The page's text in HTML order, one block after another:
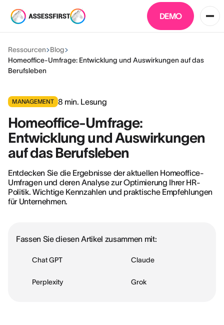
DEMO
Ressourcen
Blog
Homeoffice-Umfrage: Entwicklung und Auswirkungen auf das
Berufsleben
MANAGEMENT 8 min. Lesung
Homeoffice-Umfrage:
Entwicklung und Auswirkungen
auf das Berufsleben
Entdecken Sie die Ergebnisse der aktuellen Homeoffice-
Umfragen und deren Analyse zur Optimierung Ihrer HR-
Politik. Wichtige Kennzahlen und praktische Empfehlungen
für Unternehmen.
Fassen Sie diesen Artikel zusammen mit:
Chat GPT Claude
Perplexity Grok